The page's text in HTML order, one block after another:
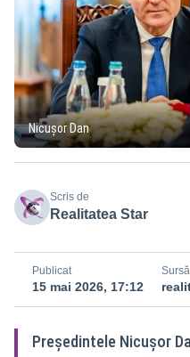
Nicușor Dan
Scris de
Realitatea Star
Publicat
15 mai 2026, 17:12
Sursă
Președintele Nicușor